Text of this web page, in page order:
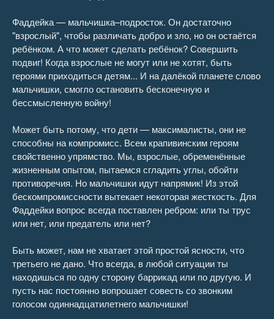
Фаддейка — мальчишка–подросток. Он достаточно
"взрослый", чтобы различать добро и зло, но он остаётся
ребёнком. А что может сделать ребёнок? Совершить
подвиг! Когда взрослые не могут или не хотят, быть
героями приходиться детям... И на далёкой планете слово
мальчишки, смогло остановить бесконечную и
бессмысленную войну!
Может быть потому, что дети — максималисты, они не
способны на компромисс. Всем крапивинским героям
свойственно упрямство. Мы, взрослые, обременённые
жизненным опытом, пытаемся сгладить углы, обойти
противоречия. Но мальчишки идут напрямик! Из этой
бескомпромиссности вытекает некоторая жесткость. Для
Фаддейки вопрос всегда поставлен ребром: или ты трус
или нет, или предатель или нет?
Быть может, нам не хватает этой простой ясности, что
третьего не дано. Что всегда, в любой ситуации ты
находишься по одну сторону баррикад или по другую. И
пусть нас постоянно вопрошает совесть со звонким
голосом одиннадцатилетнего мальчишки!